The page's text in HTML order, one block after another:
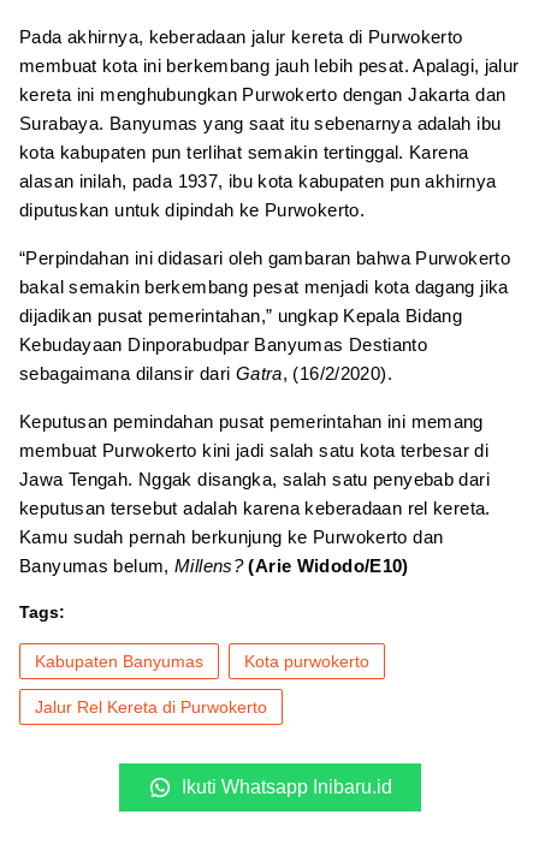
Pada akhirnya, keberadaan jalur kereta di Purwokerto
membuat kota ini berkembang jauh lebih pesat. Apalagi, jalur
kereta ini menghubungkan Purwokerto dengan Jakarta dan
Surabaya. Banyumas yang saat itu sebenarnya adalah ibu
kota kabupaten pun terlihat semakin tertinggal. Karena
alasan inilah, pada 1937, ibu kota kabupaten pun akhirnya
diputuskan untuk dipindah ke Purwokerto.
“Perpindahan ini didasari oleh gambaran bahwa Purwokerto
bakal semakin berkembang pesat menjadi kota dagang jika
dijadikan pusat pemerintahan,” ungkap Kepala Bidang
Kebudayaan Dinporabudpar Banyumas Destianto
sebagaimana dilansir dari Gatra, (16/2/2020).
Keputusan pemindahan pusat pemerintahan ini memang
membuat Purwokerto kini jadi salah satu kota terbesar di
Jawa Tengah. Nggak disangka, salah satu penyebab dari
keputusan tersebut adalah karena keberadaan rel kereta.
Kamu sudah pernah berkunjung ke Purwokerto dan
Banyumas belum, Millens? (Arie Widodo/E10)
Tags:
Kabupaten Banyumas Kota purwokerto
Jalur Rel Kereta di Purwokerto
Ikuti Whatsapp Inibaru.id